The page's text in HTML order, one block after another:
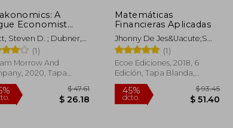
A
Economist
the Hidden
of Everything (en
Steven D. ; Dubner,
J.
(1)
Morrow And
2020, Tapa
Nuevo
Matemáticas
Financieras Aplicadas
Jhonny De Jes&Uacute;S
Meza
(1)
Ecoe Ediciones, 2018, 6
Edición, Tapa Blanda,
Nuevo